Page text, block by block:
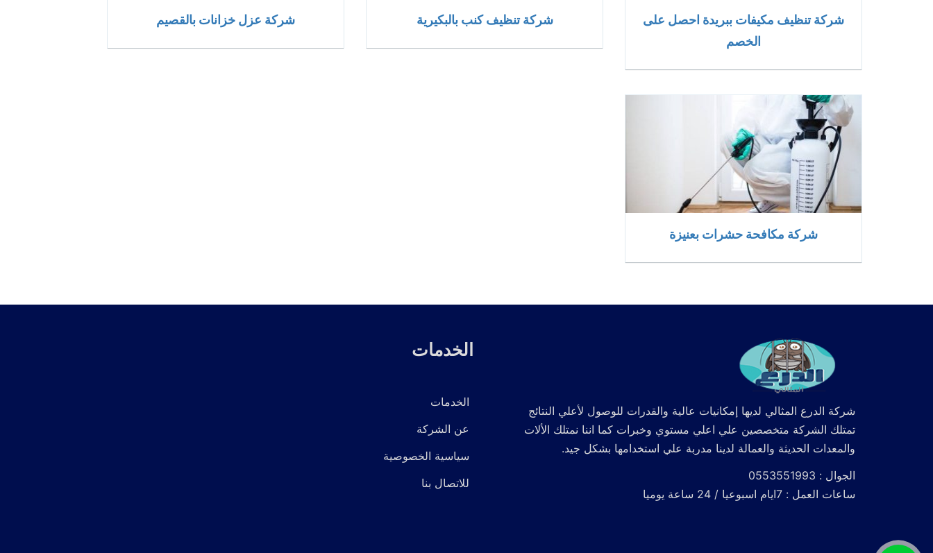
شركة تنظيف مكيفات ببريدة احصل على
الخصم
شركة تنظيف كنب بالبكيرية شركة عزل خزانات بالقصيم
شركة مكافحة حشرات بعنيزة
شركة الدرع المثالي لديها إمكانيات عالية والقدرات للوصول لأعلي النتائج
تمتلك الشركة متخصصين علي اعلي مستوي وخبرات كما اننا نمتلك الألات
والمعدات الحديثة والعمالة لدينا مدربة علي استخدامها بشكل جيد.
الجوال : 0553551993
ساعات العمل : 7ايام اسبوعيا / 24 ساعة يوميا
الخدمات
الخدمات
عن الشركة
سياسية الخصوصية
للاتصال بنا